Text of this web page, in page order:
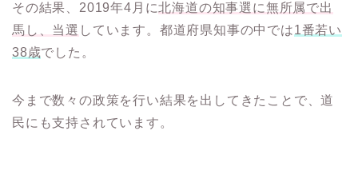
その結果、2019年4月に北海道の知事選に無所属で出
馬し、当選 しています。都道府県知事の中では1番若い
38歳でした。
今まで数々の政策を行い結果を出してきたことで、道
民にも支持されています。